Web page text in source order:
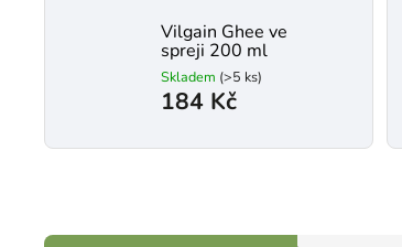
Vilgain Ghee ve
spreji 200 ml
Skladem (>5 ks)
184 Kč